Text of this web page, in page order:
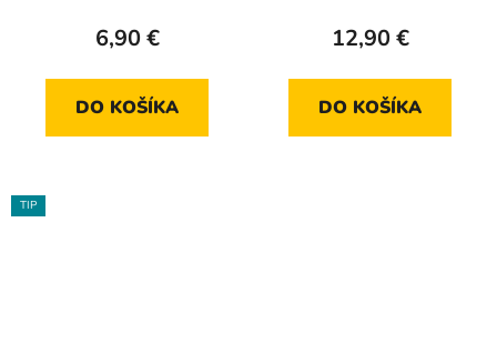
6,90 €
DO KOŠÍKA
12,90 €
DO KOŠÍKA
TIP